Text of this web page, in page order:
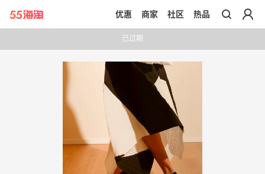
带你去官网买正品
优惠 商家 社区 热品
已过期